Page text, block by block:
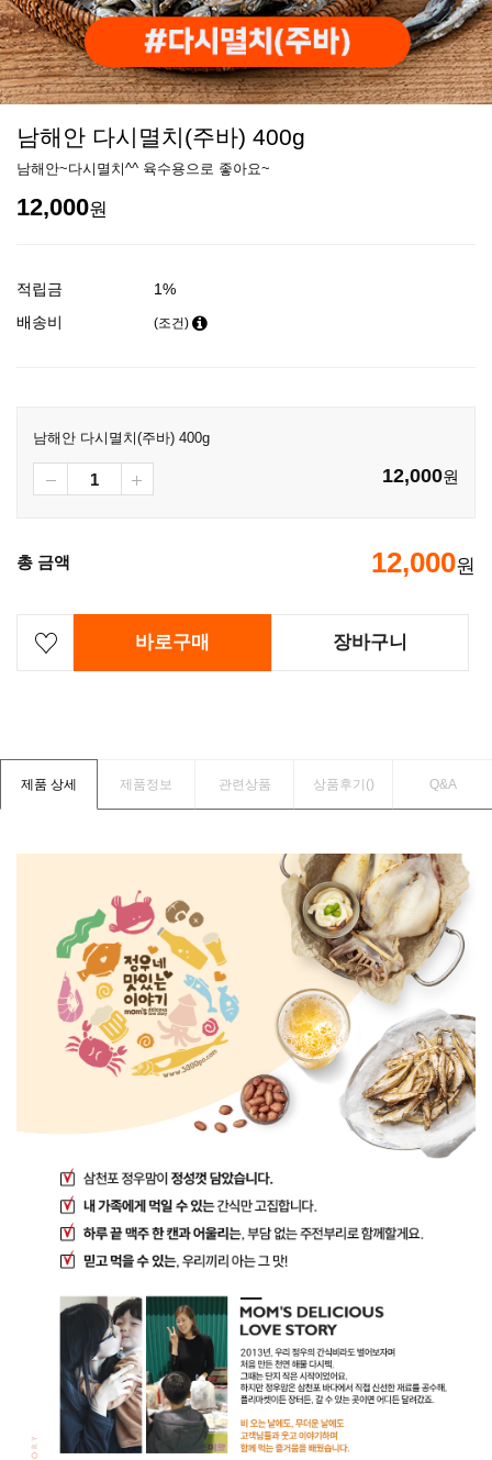
남해안 다시멸치(주바) 400g
남해안~다시멸치^^ 육수용으로 좋아요~
12,000원
적립금
1%
배송비
(조건)
남해안 다시멸치(주바) 400g
12,000원
총 금액 12,000원
바로구매 장바구니
제품 상세 제품정보 관련상품 상품후기() Q&A